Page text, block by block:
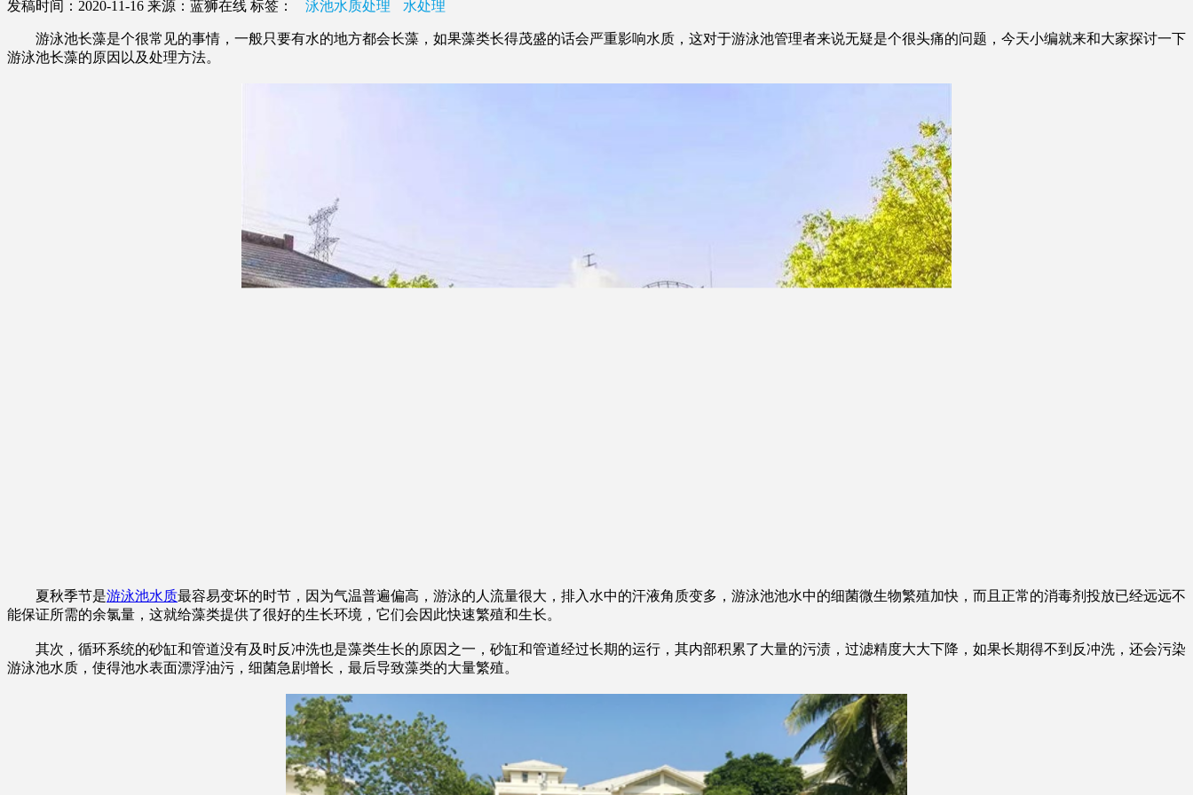
发稿时间：2020-11-16 来源：蓝狮在线 标签： 泳池水质处理 水处理
游泳池长藻是个很常见的事情，一般只要有水的地方都会长藻，如果藻类长得茂盛的话会严重影响水质，这对于游泳池管理者来说无疑是个很头痛的问题，今天小编就来和大家探讨一下
游泳池长藻的原因以及处理方法。
夏秋季节是游泳池水质最容易变坏的时节，因为气温普遍偏高，游泳的人流量很大，排入水中的汗液角质变多，游泳池池水中的细菌微生物繁殖加快，而且正常的消毒剂投放已经远远不
能保证所需的余氯量，这就给藻类提供了很好的生长环境，它们会因此快速繁殖和生长。
其次，循环系统的砂缸和管道没有及时反冲洗也是藻类生长的原因之一，砂缸和管道经过长期的运行，其内部积累了大量的污渍，过滤精度大大下降，如果长期得不到反冲洗，还会污染
游泳池水质，使得池水表面漂浮油污，细菌急剧增长，最后导致藻类的大量繁殖。